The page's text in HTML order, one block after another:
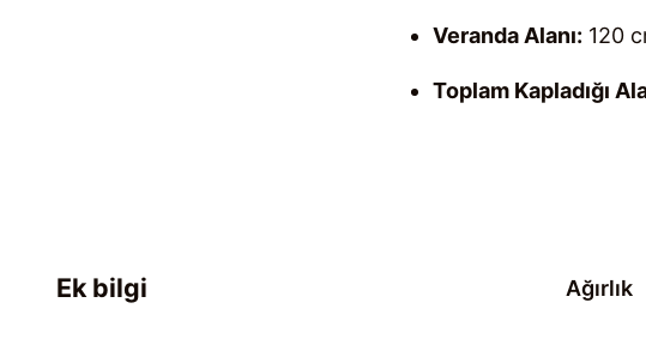
Veranda Alanı: 120
Toplam Kapladığı
Ek bilgi Ağırlık